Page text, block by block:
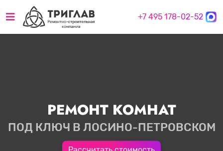
+7 495 178-02-52
РЕМОНТ КОМНАТ
ПОД КЛЮЧ В ЛОСИНО-ПЕТРОВСКОМ